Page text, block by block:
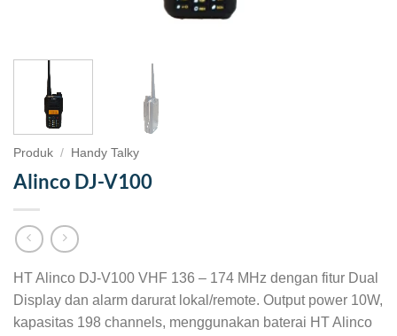
Produk / Handy Talky
Alinco DJ-V100
HT Alinco DJ-V100 VHF 136 – 174 MHz dengan fitur Dual
Display dan alarm darurat lokal/remote. Output power 10W,
kapasitas 198 channels, menggunakan baterai HT Alinco